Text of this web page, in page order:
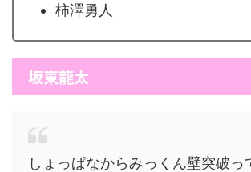
柿澤勇人
坂東龍太
しょっぱなからみっくん壁突破っ